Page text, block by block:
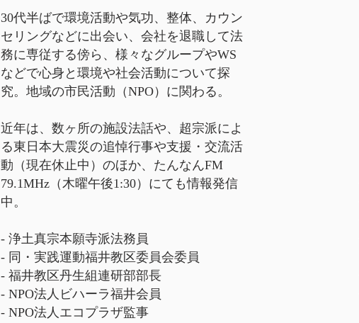
30代半ばで環境活動や気功、整体、カウン
セリングなどに出会い、会社を退職して法
務に専従する傍ら、様々なグループやWS
などで心身と環境や社会活動について探
究。地域の市民活動（NPO）に関わる。
近年は、数ヶ所の施設法話や、超宗派によ
る東日本大震災の追悼行事や支援・交流活
動（現在休止中）のほか、たんなんFM
79.1MHz（木曜午後1:30）にても情報発信
中。
- 浄土真宗本願寺派法務員
- 同・実践運動福井教区委員会委員
- 福井教区丹生組連研部部長
- NPO法人ビハーラ福井会員
- NPO法人エコプラザ監事